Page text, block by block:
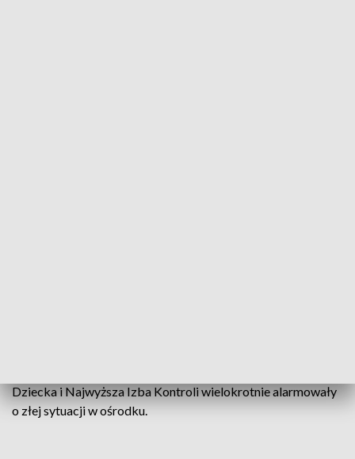
Dziecka i Najwyższa Izba Kontroli wielokrotnie alarmowały
o złej sytuacji w ośrodku.